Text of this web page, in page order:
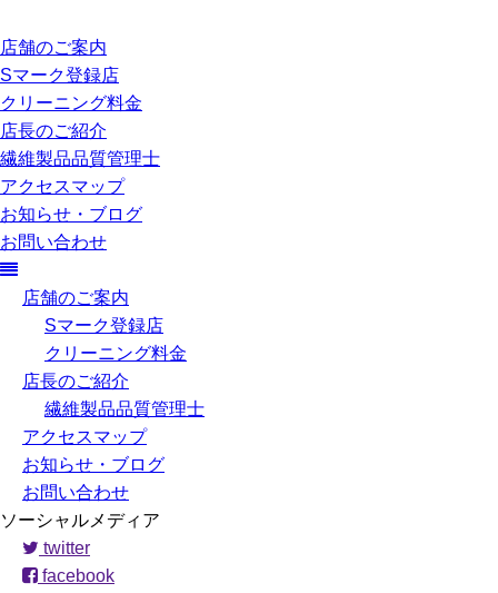
店舗のご案内
Sマーク登録店
クリーニング料金
店長のご紹介
繊維製品品質管理士
アクセスマップ
お知らせ・ブログ
お問い合わせ
店舗のご案内
Sマーク登録店
クリーニング料金
店長のご紹介
繊維製品品質管理士
アクセスマップ
お知らせ・ブログ
お問い合わせ
ソーシャルメディア
twitter
facebook